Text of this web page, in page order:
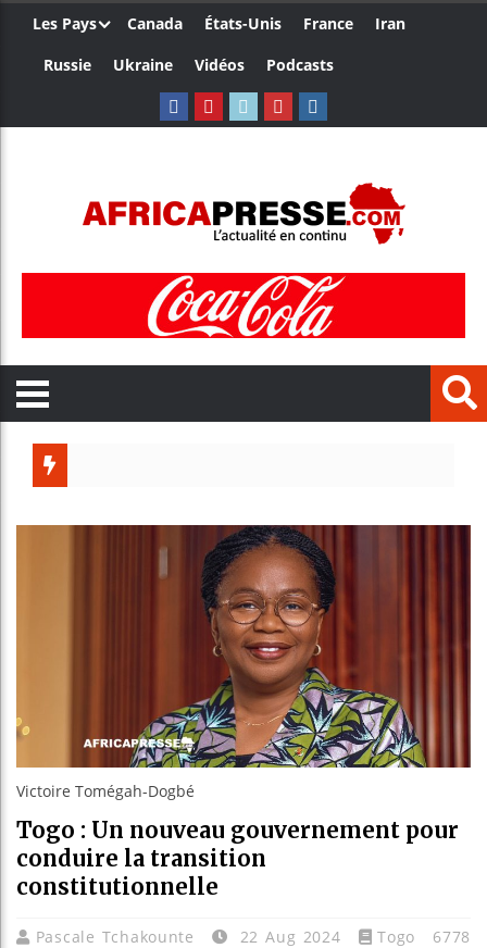
Les Pays Canada États-Unis France
Iran
Russie
Ukraine Vidéos Podcasts
Ceuta
Victoire Tomégah-Dogbé
Togo : Un nouveau gouvernement pour
conduire la transition
constitutionnelle
Pascale Tchakounte 22 Aug 2024 Togo
6778